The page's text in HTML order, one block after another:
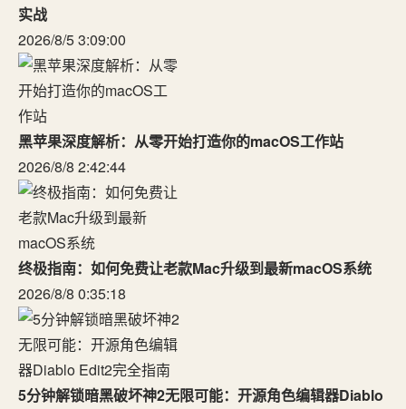
实战
2026/8/5 3:09:00
黑苹果深度解析：从零开始打造你的macOS工作站
2026/8/8 2:42:44
终极指南：如何免费让老款Mac升级到最新macOS系统
2026/8/8 0:35:18
5分钟解锁暗黑破坏神2无限可能：开源角色编辑器Diablo